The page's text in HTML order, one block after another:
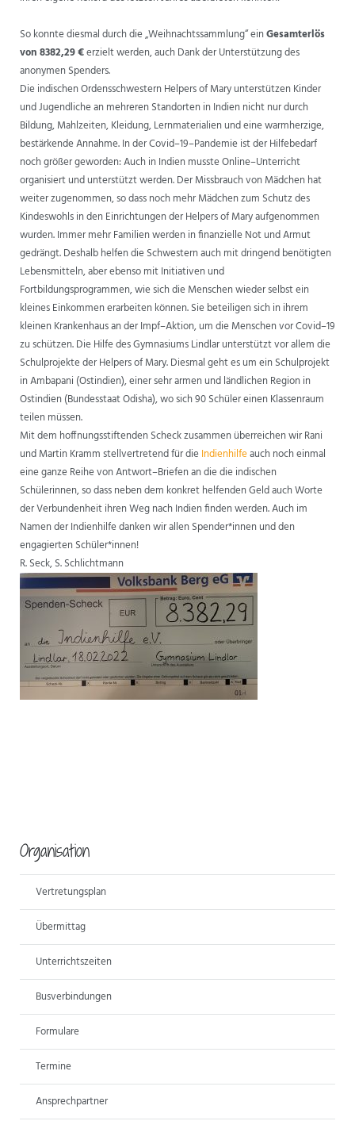
So konnte diesmal durch die „Weihnachtssammlung“einGesamterlös
von8382,29€erzieltwerden, auch Dank der Unterstützung des
anonymen Spenders.
Die indischen OrdensschwesternHelpers of Maryunterstützen Kinder
und Jugendlicheanmehreren Standorten in Indiennicht nur durch
Bildung, Mahlzeiten, Kleidung, Lernmaterialien undeine warmherzige,
bestärkende Annahme.In derCovid–19–Pandemie ist der Hilfebedarf
noch größer geworden: Auch in Indien mussteOnline–Unterricht
organisiert und unterstützt werden. Der Missbrauch von Mädchen hat
weiterzugenommen, so dass noch mehr Mädchen zum Schutz des
Kindeswohls in den Einrichtungender Helpers of Mary aufgenommen
wurden. Immer mehr Familien werden in finanzielle NotundArmut
gedrängt. Deshalbhelfen die Schwestern auch mit dringend benötigten
Lebensmitteln, aberebenso mitInitiativen und
Fortbildungsprogrammen, wie sich die Menschen wieder selbst ein
kleines Einkommen erarbeiten können.Sie beteiligen sich in ihrem
kleinen Krankenhaus an derImpf–Aktion, um die Menschen vor Covid–19
zu schützen.Die Hilfe des Gymnasiums Lindlar unterstützt vor allem die
Schulprojekte der Helpers of Mary.Diesmal geht es um einSchulprojekt
in Ambapani (Ostindien),einer sehr armen und ländlichenRegion in
Ostindien (Bundesstaat Odisha), wo sich 90 Schüler einen Klassenraum
teilen müssen.
Mitdem hoffnungsstiftendenScheckzusammenüberreichenwirRani
undMartinKrammstellvertretend für dieIndienhilfeauch noch einmal
eine ganze Reihe von Antwort–Briefen an diedieindischen
Schülerinnen,sodassnebendem konkrethelfendenGeldauchWorte
derVerbundenheit ihren Weg nach Indien finden werden.Auchim
NamenderIndienhilfedankenwirallenSpender*innenundden
engagiertenSchüler*innen!
R. Seck,S. Schlichtmann
Organisation
Vertretungsplan
Übermittag
Unterrichtszeiten
Busverbindungen
Formulare
Termine
Ansprechpartner